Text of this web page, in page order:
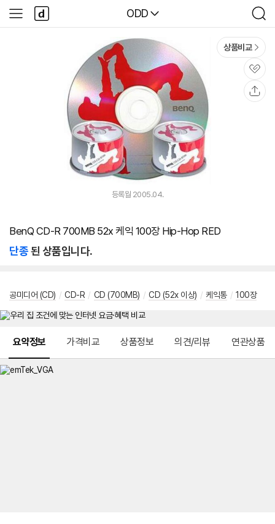
다나와
ODD
검
색
사
이
다
나
와
상품비교
관
심
등록월 2005.04.
BenQ CD-R 700MB 52x 케익 100장 Hip-Hop RED
단종된 상품입니다.
공미디어 (CD) / CD-R / CD (700MB) / CD (52x 이상) / 케익통 / 100장
요약정보 가격비교 상품정보 의견/리뷰 연관상품